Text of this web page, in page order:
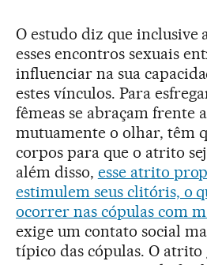
O estudo diz que
esses encontros sexuais
influenciar na sua
estes vínculos. Para
fêmeas se abraçam frente
mutuamente o olhar, têm
corpos para que o atrito
além disso, esse atrito
estimulem seus clitóris, o
ocorrer nas cópulas com
exige um contato social
típico das cópulas. O